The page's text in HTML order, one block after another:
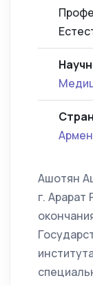
Ашотян
г. Арарат